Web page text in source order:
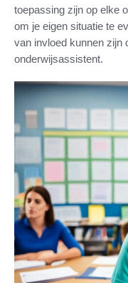
toepassing zijn op elke
om je eigen situatie te
van invloed kunnen zijn
onderwijsassistent.